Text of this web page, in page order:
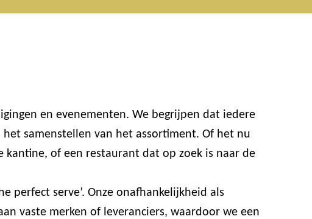
en evenementen. We begrijpen dat iedere
samenstellen van het assortiment. Of het nu
kantine, of een restaurant dat op zoek is naar de
perfect serve’. Onze onafhankelijkheid als
vaste merken of leveranciers, waardoor we een